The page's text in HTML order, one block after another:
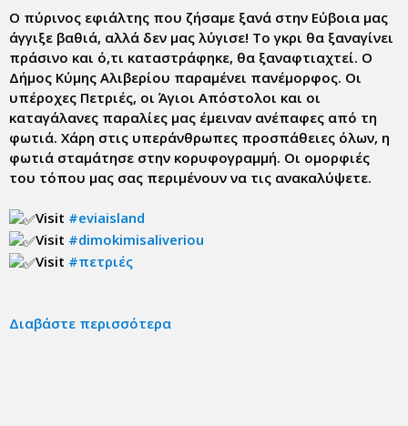
Ο πύρινος εφιάλτης που ζήσαμε ξανά στην Εύβοια μας
άγγιξε βαθιά, αλλά δεν μας λύγισε! Το γκρι θα ξαναγίνει
πράσινο και ό,τι καταστράφηκε, θα ξαναφτιαχτεί. Ο
Δήμος Κύμης Αλιβερίου παραμένει πανέμορφος. Οι
υπέροχες Πετριές, οι Άγιοι Απόστολοι και οι
καταγάλανες παραλίες μας έμειναν ανέπαφες από τη
φωτιά. Χάρη στις υπεράνθρωπες προσπάθειες όλων, η
φωτιά σταμάτησε στην κορυφογραμμή. Οι ομορφιές
του τόπου μας σας περιμένουν να τις ανακαλύψετε.
Visit #eviaisland
Visit #dimokimisaliveriou
Visit #πετριές
Διαβάστε περισσότερα